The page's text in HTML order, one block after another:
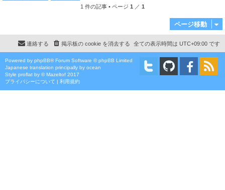
1 件の記事 • ページ 1 ／ 1
ページ移動
全ての表示時間は UTC+09:00 です
掲示板の cookie を消去する
連絡する
Powered by phpBB® Forum Software © phpBB Limited
Japanese translation principally by ocean
Style proflat by ©Mazeltof 2017
プライバシーについて | 利用規約